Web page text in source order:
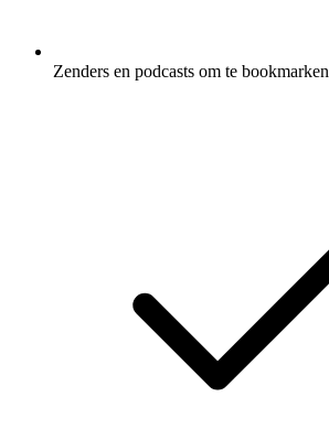
Zenders en podcasts om te bookmarken